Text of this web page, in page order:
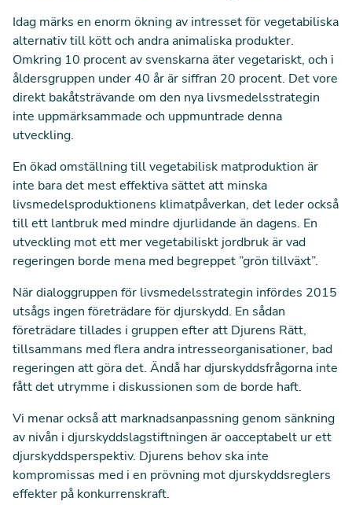
Idag märks en enorm ökning av intresset för vegetabiliska
alternativ till kött och andra animaliska produkter.
Omkring 10 procent av svenskarna äter vegetariskt, och i
åldersgruppen under 40 år är siffran 20 procent. Det vore
direkt bakåtsträvande om den nya livsmedelsstrategin
inte uppmärksammade och uppmuntrade denna
utveckling.
En ökad omställning till vegetabilisk matproduktion är
inte bara det mest effektiva sättet att minska
livsmedelsproduktionens klimatpåverkan, det leder också
till ett lantbruk med mindre djurlidande än dagens. En
utveckling mot ett mer vegetabiliskt jordbruk är vad
regeringen borde mena med begreppet ”grön tillväxt”.
När dialoggruppen för livsmedelsstrategin infördes 2015
utsågs ingen företrädare för djurskydd. En sådan
företrädare tillades i gruppen efter att Djurens Rätt,
tillsammans med flera andra intresseorganisationer, bad
regeringen att göra det. Ändå har djurskyddsfrågorna inte
fått det utrymme i diskussionen som de borde haft.
Vi menar också att marknadsanpassning genom sänkning
av nivån i djurskyddslagstiftningen är oacceptabelt ur ett
djurskyddsperspektiv. Djurens behov ska inte
kompromissas med i en prövning mot djurskyddsreglers
effekter på konkurrenskraft.